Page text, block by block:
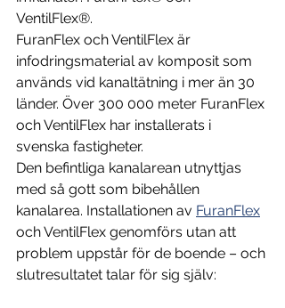
VentilFlex®.
FuranFlex och VentilFlex är
infodringsmaterial av komposit som
används vid kanaltätning i mer än 30
länder. Över 300 000 meter FuranFlex
och VentilFlex har installerats i
svenska fastigheter.
Den befintliga kanalarean utnyttjas
med så gott som bibehållen
kanalarea. Installationen av FuranFlex
och VentilFlex genomförs utan att
problem uppstår för de boende – och
slutresultatet talar för sig själv: